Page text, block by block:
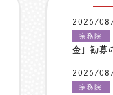
2026/
宗務院
金」勧募
2026/
宗務院